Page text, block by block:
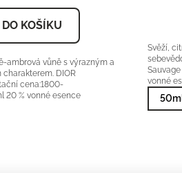
DO KOŠÍKU
ambrová vůně s výrazným a
DIOR
cena:1800-
20 % vonné esence
Svěží,
vonné